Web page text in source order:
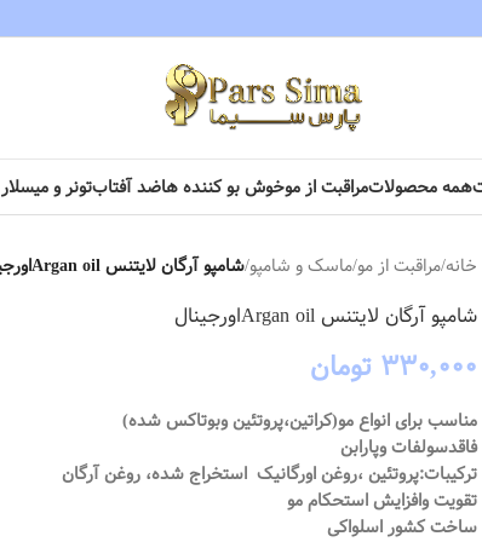
همه محصولاتمراقبت از موخوش بو کننده هاضد آفتابتونر و میسلار
خانه/مراقبت از مو/ماسک و شامپو/شامپو آرگان لایتنس Argan oilاورجینال
شامپو آرگان لایتنس Argan oilاورجینال
۳۳۰,۰۰۰ تومان
مناسب برای انواع مو(کراتین،پروتئین وبوتاکس شده)
فاقدسولفات وپارابن
ترکیبات:پروتئین ،روغن اورگانیک استخراج شده، روغن آرگان
تقویت وافزایش استحکام مو
ساخت کشور اسلواکی